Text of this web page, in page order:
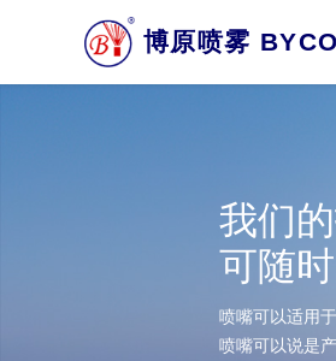
博原喷雾 BYCO
我们
可随
喷嘴可以适用
喷嘴可以说是